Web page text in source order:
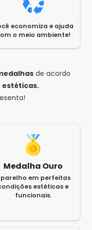
economiza e ajuda
o meio ambiente!
de acordo
estéticas.
Medalha Ouro
em perfeitas
estéticas e
funcionais.